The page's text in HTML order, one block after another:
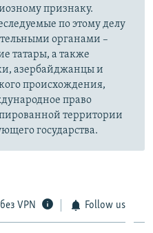
признаку.
по этому делу
органами –
татары, а также
азербайджанцы и
происхождения,
право
территории
государства.
VPN Follow us